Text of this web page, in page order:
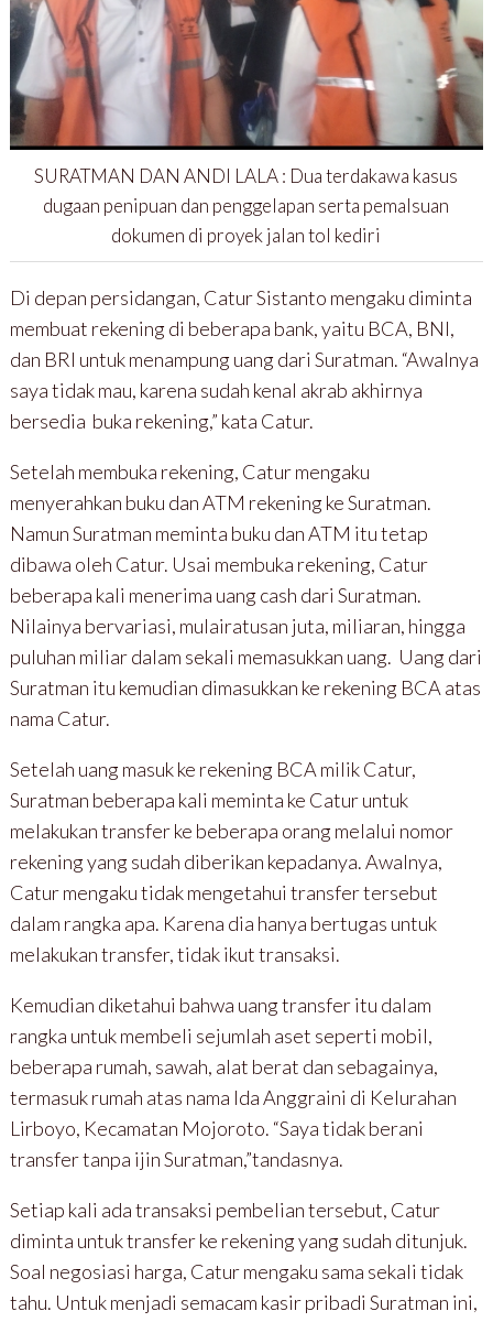
SURATMAN DAN ANDI LALA : Dua terdakawa kasus
dugaan penipuan dan penggelapan serta pemalsuan
dokumen di proyek jalan tol kediri
Di depan persidangan, Catur Sistanto mengaku diminta
membuat rekening di beberapa bank, yaitu BCA, BNI,
dan BRI untuk menampung uang dari Suratman. “Awalnya
saya tidak mau, karena sudah kenal akrab akhirnya
bersedia buka rekening,” kata Catur.
Setelah membuka rekening, Catur mengaku
menyerahkan buku dan ATM rekening ke Suratman.
Namun Suratman meminta buku dan ATM itu tetap
dibawa oleh Catur. Usai membuka rekening, Catur
beberapa kali menerima uang cash dari Suratman.
Nilainya bervariasi, mulairatusan juta, miliaran, hingga
puluhan miliar dalam sekali memasukkan uang. Uang dari
Suratman itu kemudian dimasukkan ke rekening BCA atas
nama Catur.
Setelah uang masuk ke rekening BCA milik Catur,
Suratman beberapa kali meminta ke Catur untuk
melakukan transfer ke beberapa orang melalui nomor
rekening yang sudah diberikan kepadanya. Awalnya,
Catur mengaku tidak mengetahui transfer tersebut
dalam rangka apa. Karena dia hanya bertugas untuk
melakukan transfer, tidak ikut transaksi.
Kemudian diketahui bahwa uang transfer itu dalam
rangka untuk membeli sejumlah aset seperti mobil,
beberapa rumah, sawah, alat berat dan sebagainya,
termasuk rumah atas nama Ida Anggraini di Kelurahan
Lirboyo, Kecamatan Mojoroto. “Saya tidak berani
transfer tanpa ijin Suratman,”tandasnya.
Setiap kali ada transaksi pembelian tersebut, Catur
diminta untuk transfer ke rekening yang sudah ditunjuk.
Soal negosiasi harga, Catur mengaku sama sekali tidak
tahu. Untuk menjadi semacam kasir pribadi Suratman ini,